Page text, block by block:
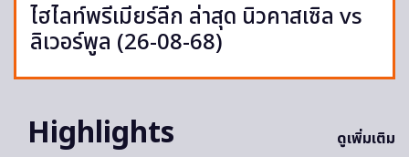
ไฮไลท์พรีเมียร์ลีก ล่าสุด นิวคาสเซิล vs
ลิเวอร์พูล (26-08-68)
Highlights ดูเพิ่มเติม